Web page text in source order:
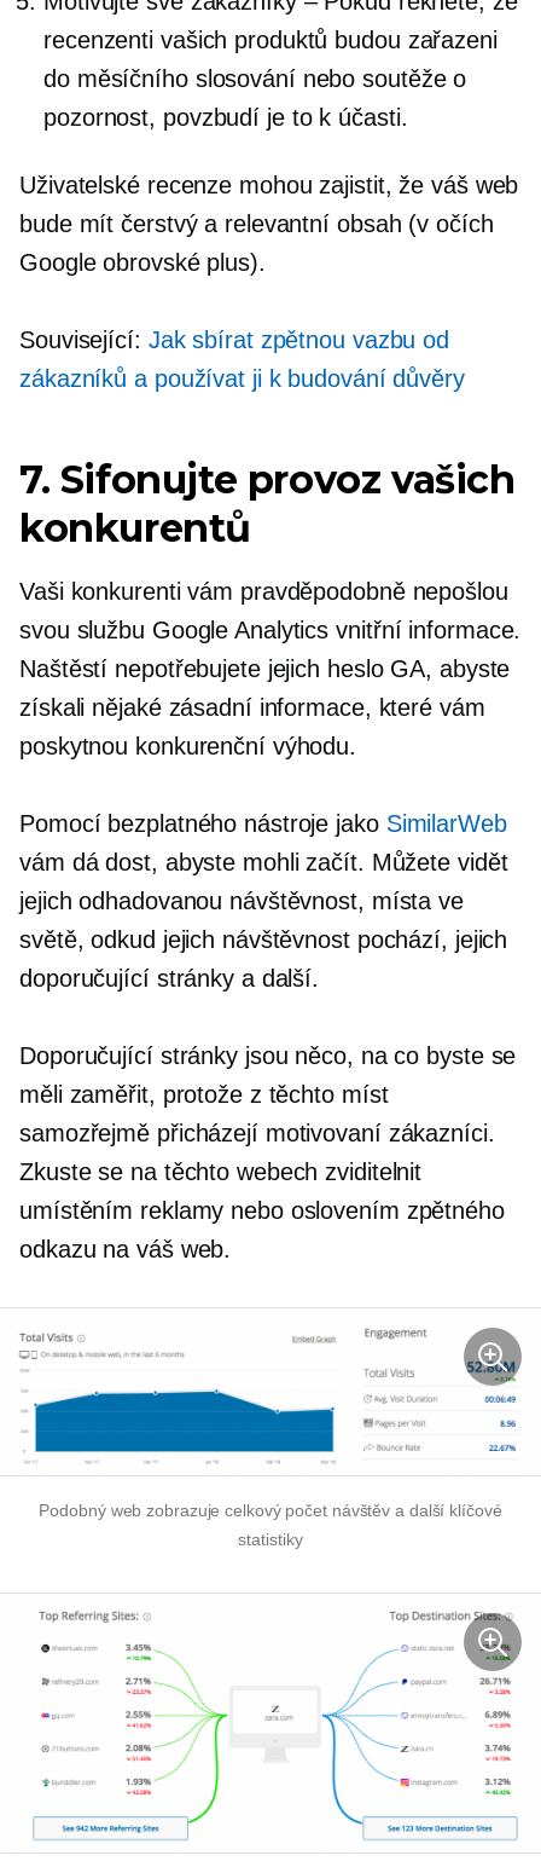
recenzenti vašich produktů budou zařazeni
do měsíčního slosování nebo soutěže o
pozornost, povzbudí je to k účasti.
Uživatelské recenze mohou zajistit, že váš web
bude mít čerstvý a relevantní obsah (v očích
Google obrovské plus).
Související: Jak sbírat zpětnou vazbu od
zákazníků a používat ji k budování důvěry
7. Sifonujte provoz vašich
konkurentů
Vaši konkurenti vám pravděpodobně nepošlou
svou službu Google Analyticsvnitřní informace.
Naštěstí nepotřebujete jejich heslo GA, abyste
získali nějaké zásadní informace, které vám
poskytnou konkurenční výhodu.
Pomocí bezplatného nástroje jako SimilarWeb
vám dá dost, abyste mohli začít. Můžete vidět
jejich odhadovanou návštěvnost, místa ve
světě, odkud jejich návštěvnost pochází, jejich
doporučující stránky a další.
Doporučující stránky jsou něco, na co byste se
měli zaměřit, protože z těchto míst
samozřejmě přicházejí motivovaní zákazníci.
Zkuste se na těchto webech zviditelnit
umístěním reklamy nebo oslovením zpětného
odkazu na váš web.
Podobný web zobrazuje celkový počet návštěv a další klíčové
statistiky